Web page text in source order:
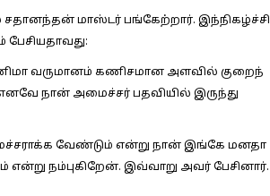
மாஸ்​டர் பங்​கேற்​றார். இந்​நிகழ்ச்​சி​
வரு​மானம் கணிச​மான அளவில் குறைந்​
நான் அமைச்​சர் பதவி​யில் இருந்து
வேண்​டும் என்று நான் இங்கே மனதா​
என்று நம்​பு​கிறேன். இவ்​வாறு அவர் பேசி​னார்​.